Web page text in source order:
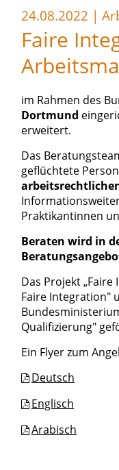
24.08.2022 |
Faire
im Rahmen des
Dortmund
erweitert.
Das
geflüchtete
Praktikantinnen
Beraten wird in
Das Projekt
Faire Integration"
Qualifizierung"
Ein Flyer zum
Deutsch
Englisch
Arabisch